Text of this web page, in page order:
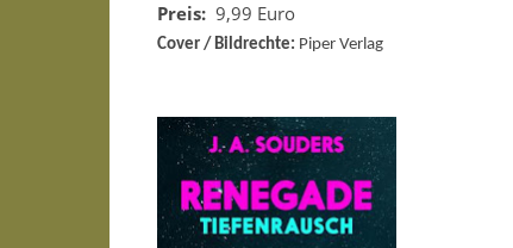
Preis: 9,99 Euro
Cover / Bildrechte: Piper Verlag